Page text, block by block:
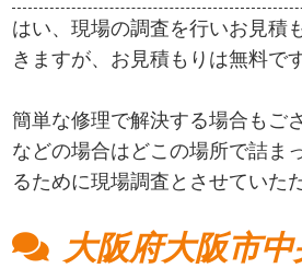
はい、現場の調査を行いお見積
きますが、お見積もりは無料です
簡単な修理で解決する場合もご
などの場合はどこの場所で詰ま
るために現場調査とさせていた
大阪府大阪市